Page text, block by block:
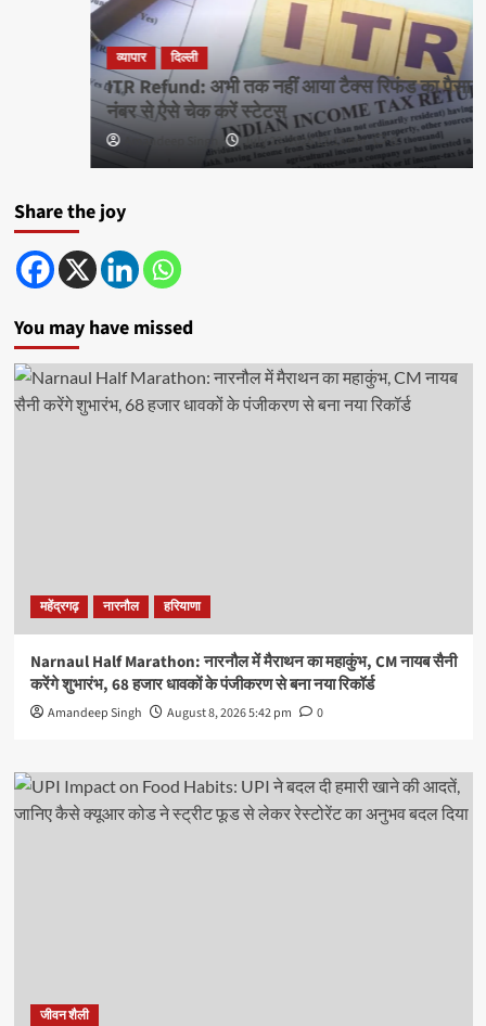
दिल्ली
ITR Refund: अभी तक नहीं आया टैक्स रिफंड का पैसा? PAN
नंबर से ऐसे चेक करें स्टेटस
Amandeep Singh July 22, 2026 12:13 pm 0
Share the joy
You may have missed
महेंद्रगढ़ नारनौल हरियाणा
Narnaul Half Marathon: नारनौल में मैराथन का महाकुंभ, CM नायब सैनी
करेंगे शुभारंभ, 68 हजार धावकों के पंजीकरण से बना नया रिकॉर्ड
Amandeep Singh August 8, 2026 5:42 pm 0
जीवन शैली